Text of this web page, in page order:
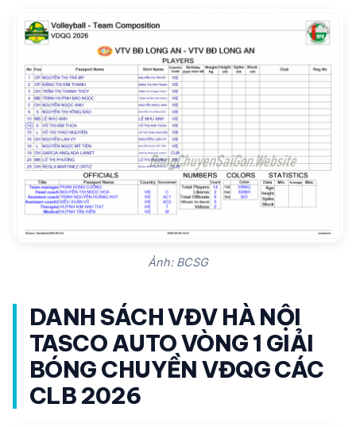
Ảnh: BCSG
DANH SÁCH VĐV HÀ NỘI
TASCO AUTO VÒNG 1 GIẢI
BÓNG CHUYỀN VĐQG CÁC
CLB 2026